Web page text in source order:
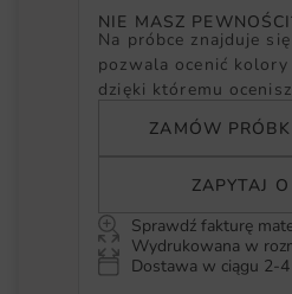
NIE MASZ
Na próbce znajduje
pozwala ocenić
dzięki któremu
ZAMÓW
ZAPYTAJ
Sprawdź fakturę
Wydrukowana w
Dostawa w ciągu 2-